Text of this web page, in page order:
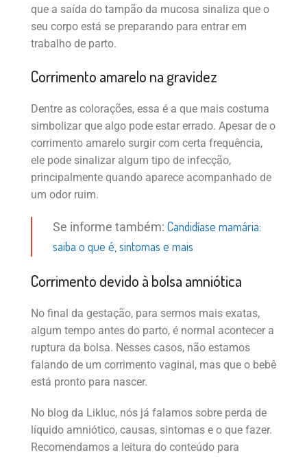
que a saída do tampão da mucosa sinaliza que o
seu corpo está se preparando para entrar em
trabalho de parto.
Corrimento amarelo na gravidez
Dentre as colorações, essa é a que mais costuma
simbolizar que algo pode estar errado. Apesar de o
corrimento amarelo surgir com certa frequência,
ele pode sinalizar algum tipo de infecção,
principalmente quando aparece acompanhado de
um odor ruim.
Se informe também: Candidíase mamária:
saiba o que é, sintomas e mais
Corrimento devido à bolsa amniótica
No final da gestação, para sermos mais exatas,
algum tempo antes do parto, é normal acontecer a
ruptura da bolsa. Nesses casos, não estamos
falando de um corrimento vaginal, mas que o bebê
está pronto para nascer.
No blog da Likluc, nós já falamos sobre perda de
líquido amniótico, causas, sintomas e o que fazer.
Recomendamos a leitura do conteúdo para